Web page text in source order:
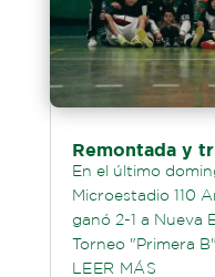
Remontada y
En el último
Microestadio 110
ganó 2-1 a Nueva
Torneo "Primera B"
LEER MÁS